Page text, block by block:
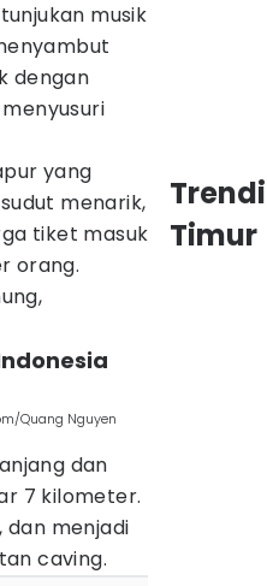
musik
dengan
yang
menarik,
tiket masuk
orang.
Quang Nguyen
dan
7 kilometer.
dan menjadi
caving.
Timur